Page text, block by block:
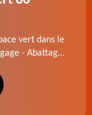
vert dans le
- Abattage
offert.